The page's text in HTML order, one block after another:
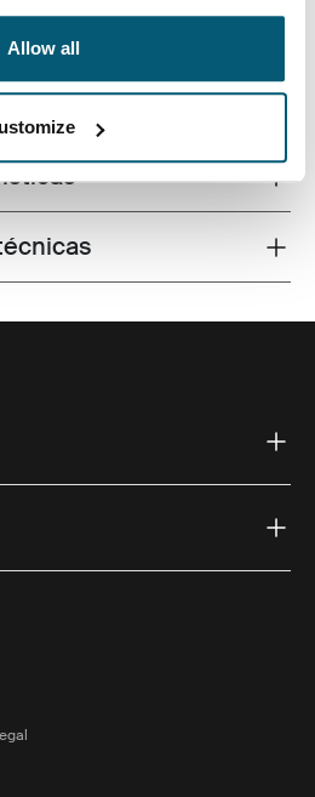
Allow all
(external link)
Instagram (external link)
on Youtube (external